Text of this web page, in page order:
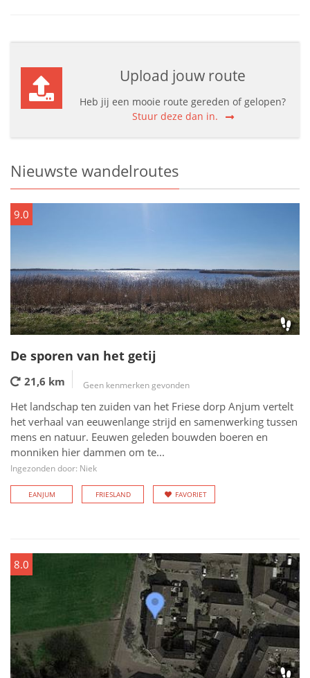
Upload jouw route
Heb jij een mooie route gereden of gelopen?
Stuur deze dan in.
Nieuwste wandelroutes
9.0
De sporen van het getij
21,6 km Geen kenmerken gevonden
Het landschap ten zuiden van het Friese dorp Anjum vertelt
het verhaal van eeuwenlange strijd en samenwerking tussen
mens en natuur. Eeuwen geleden bouwden boeren en
monniken hier dammen om te...
Ingezonden door: Niek
EANJUM FRIESLAND FAVORIET
8.0